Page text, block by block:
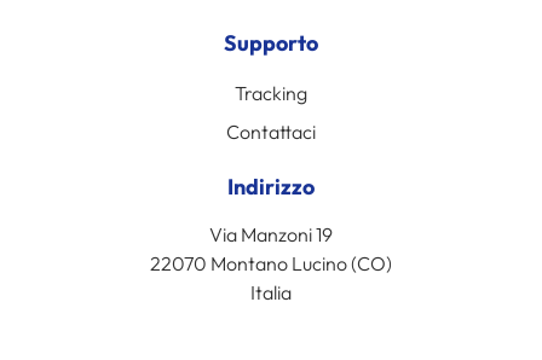
Supporto
Tracking
Contattaci
Indirizzo
Via Manzoni 19
22070 Montano Lucino (CO)
Italia